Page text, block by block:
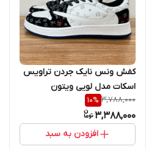
کفش ونس نایک جردن تراویس
اسکات مدل لویی ویتون
3,788,000
10%
3,388,000
افزودن به سبد